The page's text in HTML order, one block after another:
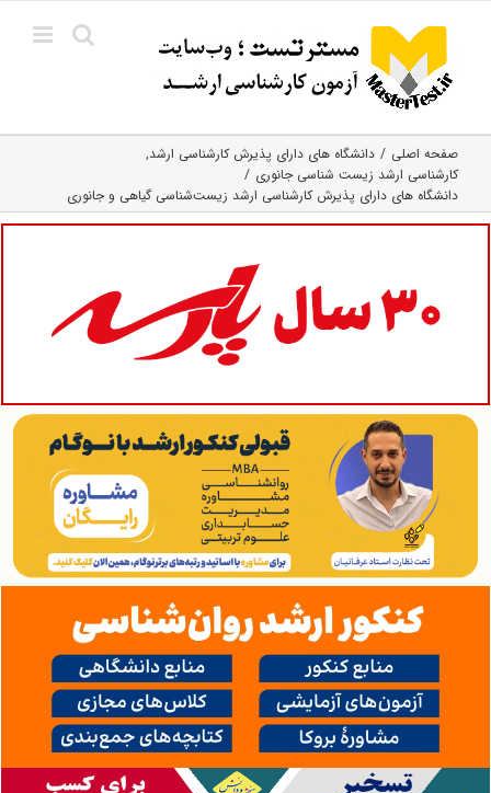
content
صفحه اصلی
دانشگاه های دارای پذیرش کارشناسی ارشد
کارشناسی ارشد زیست‌ شناسی جانوری
دانشگاه های دارای پذیرش کارشناسی ارشد زیست‌شناسی گیاهی و جانوری